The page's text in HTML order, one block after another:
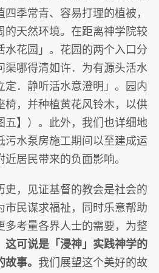
季常青、容易打理的植被，
的天然环境。在距离神学院较
水花园」。花园的两个入口分
渠哪得清如许．为有源头活水
定．静听活水意澄明」。园内
椅，并种植黄花风铃木，以供
五】）。此外，我们也详细地
污水泵房施工期间以至建成运
居民带来的负面影响。
史，见证基督的教会是社会的
市民谋求福祉，同时乐意帮助
多考量各界人士的需要，为整
这可说是「浸神」实践神学的
事。 我们展望这个美好的故